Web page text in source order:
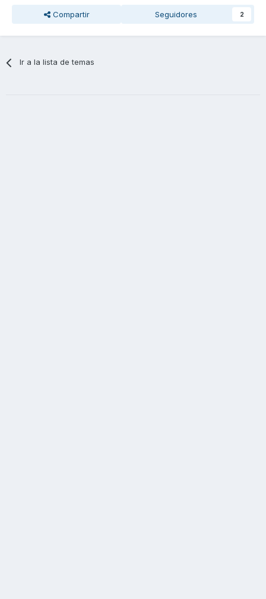
Compartir Seguidores 2
Ir a la lista de temas